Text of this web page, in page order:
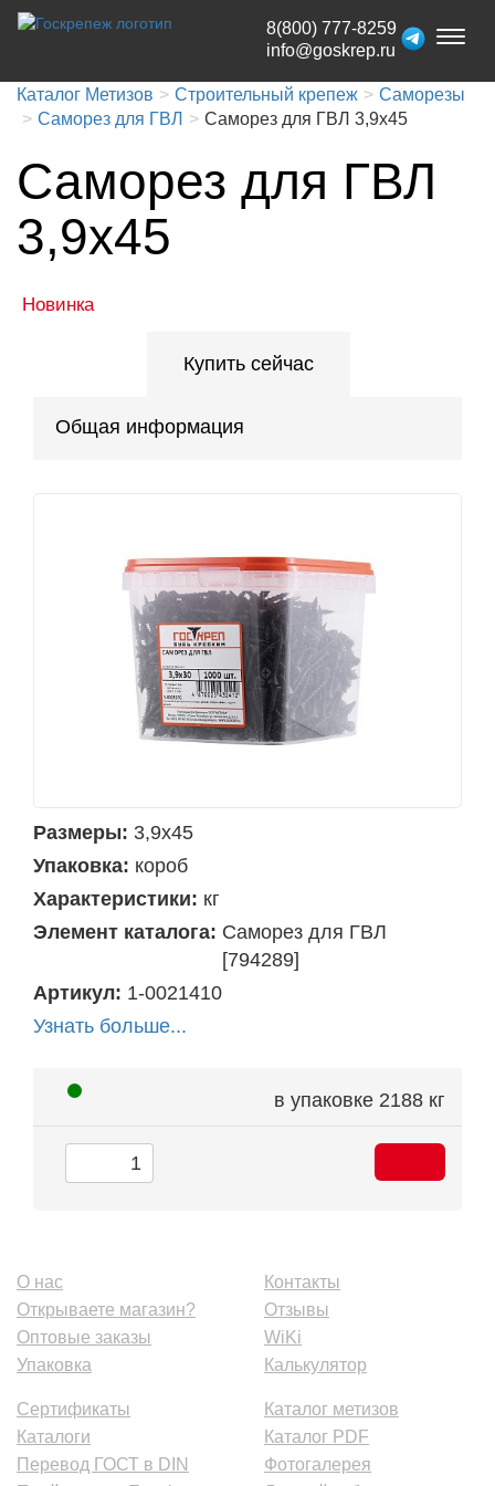
Toggle
8(800) 777-8259
info@goskrep.ru
Каталог Метизов Строительный крепеж
Саморезы
Саморез для ГВЛ
Саморез для ГВЛ 3,9х45
Саморез для ГВЛ
3,9х45
Новинка
Купить сейчас
Общая информация
Размеры: 3,9х45
Упаковка: короб
Характеристики: кг
Элемент каталога: Саморез для ГВЛ
[794289]
Артикул: 1-0021410
Узнать больше...
в упаковке 2188 кг
О нас
Открываете магазин?
Оптовые заказы
Упаковка
Контакты
Отзывы
WiKi
Калькулятор
Сертификаты
Каталоги
Перевод ГОСТ в DIN
Каталог метизов
Каталог PDF
Фотогалерея